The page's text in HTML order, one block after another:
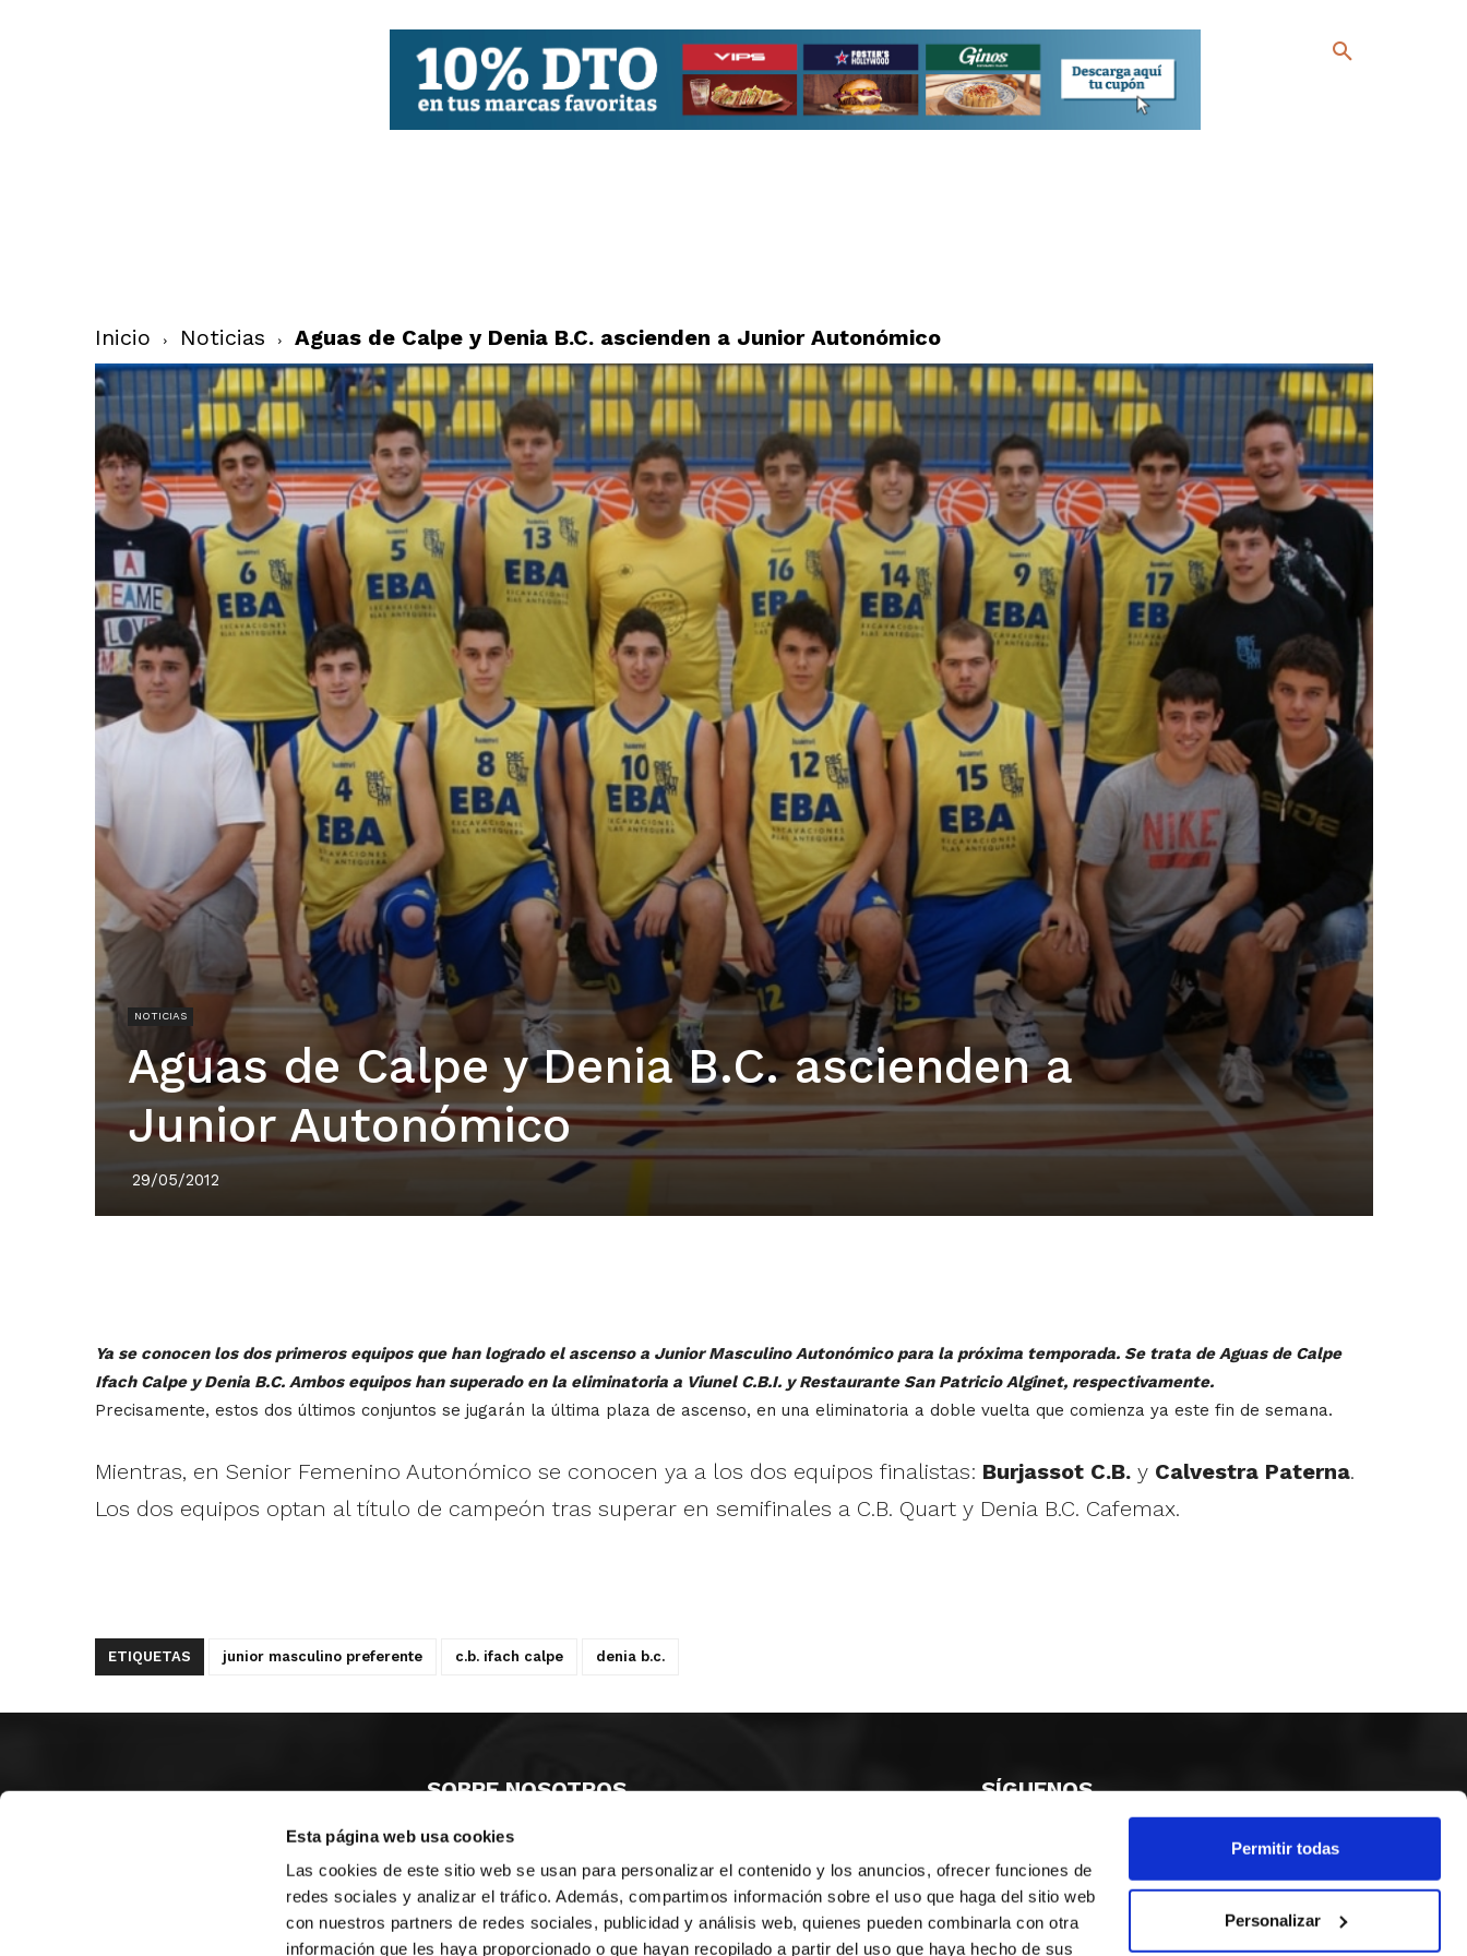
Esta página web usa cookies
Las cookies de este sitio web se usan para personalizar el contenido y los anuncios, ofrecer funciones de
redes sociales y analizar el tráfico. Además, compartimos información sobre el uso que haga del sitio web
con nuestros partners de redes sociales, publicidad y análisis web, quienes pueden combinarla con otra
información que les haya proporcionado o que hayan recopilado a partir del uso que haya hecho de sus
Permitir todas
Personalizar
Inicio Noticias Aguas de Calpe y Denia B.C. ascienden a Junior Autonómico
NOTICIAS
Aguas de Calpe y Denia B.C. ascienden a
Junior Autonómico
29/05/2012
Ya se conocen los dos primeros equipos que han logrado el ascenso a Junior Masculino Autonómico para la próxima temporada. Se trata de Aguas de Calpe
Ifach Calpe y Denia B.C. Ambos equipos han superado en la eliminatoria a Viunel C.B.I. y Restaurante San Patricio Alginet, respectivamente.
Precisamente, estos dos últimos conjuntos se jugarán la última plaza de ascenso, en una eliminatoria a doble vuelta que comienza ya este fin de semana.
Mientras, en Senior Femenino Autonómico se conocen ya a los dos equipos finalistas: Burjassot C.B.y Calvestra Paterna.
Los dos equipos optan al título de campeón tras superar en semifinales a C.B. Quart y Denia B.C. Cafemax.
ETIQUETAS junior masculino preferente c.b. ifach calpe denia b.c.
SOBRE NOSOTROS
CASTELLON
VALENCIA
MONESTIR DE POBLET 14 1ª 3º
ALICANTE
CIUDAD DE MATANZAS 12
fbcv@fbcv.es
SÍGUENOS